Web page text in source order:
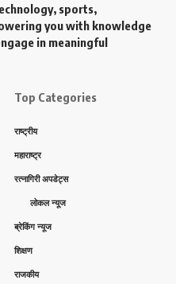
sports,
you with knowledge
in meaningful
Top Categories
राष्ट्रीय
महाराष्ट्र
रत्नागिरी अपडेट्स
लोकल न्यूज
ब्रेकिंग न्यूज
शिक्षण
राजकीय